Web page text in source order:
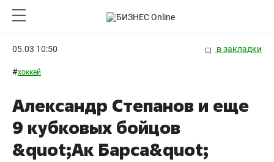
05.03 10:50 в закладки
#хоккей
Александр Степанов и еще
9 кубковых бойцов
&quot;Ак Барса&quot;